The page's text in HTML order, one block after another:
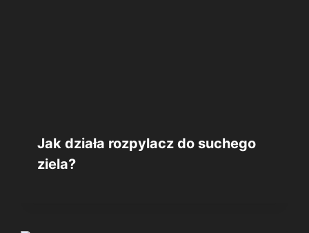
Jak działa rozpylacz do suchego
ziela?